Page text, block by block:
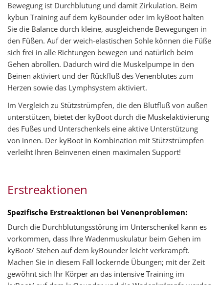
Bewegung ist Durchblutung und damit Zirkulation. Beim
kybun Training auf dem kyBounder oder im kyBoot halten
Sie die Balance durch kleine, ausgleichende Bewegungen in
den Füßen. Auf der weich-elastischen Sohle können die Füße
sich frei in alle Richtungen bewegen und natürlich beim
Gehen abrollen. Dadurch wird die Muskelpumpe in den
Beinen aktiviert und der Rückfluß des Venenblutes zum
Herzen sowie das Lymphsystem aktiviert.
Im Vergleich zu Stützstrümpfen, die den Blutfluß von außen
unterstützen, bietet der kyBoot durch die Muskelaktivierung
des Fußes und Unterschenkels eine aktive Unterstützung
von innen. Der kyBoot in Kombination mit Stützstrümpfen
verleiht Ihren Beinvenen einen maximalen Support!
Erstreaktionen
Spezifische Erstreaktionen bei Venenproblemen:
Durch die Durchblutungsstörung im Unterschenkel kann es
vorkommen, dass Ihre Wadenmuskulatur beim Gehen im
kyBoot/ Stehen auf dem kyBounder leicht verkrampft.
Machen Sie in diesem Fall lockernde Übungen; mit der Zeit
gewöhnt sich Ihr Körper an das intensive Training im